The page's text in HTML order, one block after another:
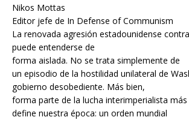
Nikos Mottas
Editor jefe de In Defense of Communism
La renovada agresión estadounidense
puede entenderse de
forma aislada. No se trata simplemente de
un episodio de la hostilidad unilateral de
gobierno desobediente. Más bien,
forma parte de la lucha interimperialista más
define nuestra época: un orden mundial